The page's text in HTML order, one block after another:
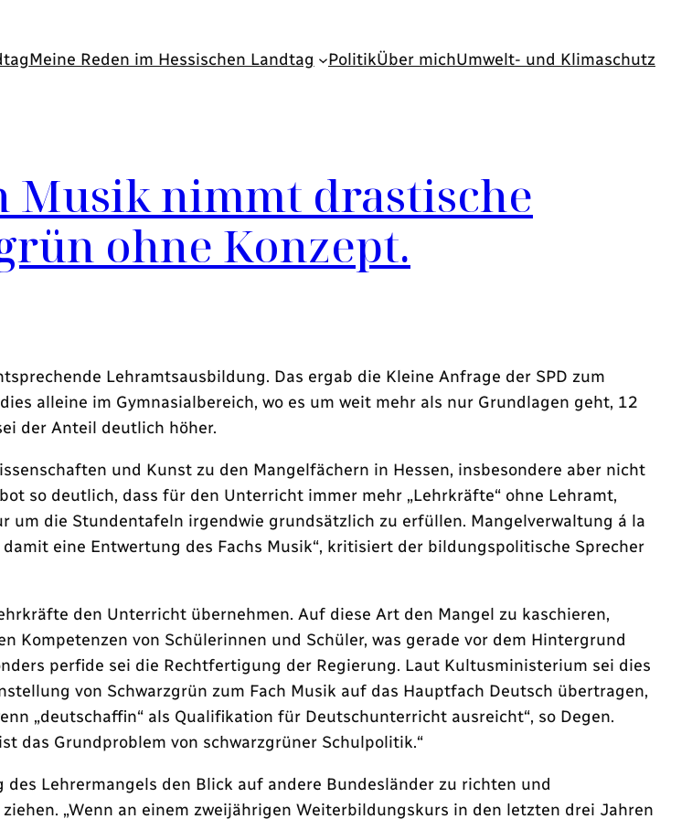
Meine Reden im Hessischen Landtag PolitikÜber michUmwelt- und Klimaschutz
Musik nimmt drastische
ohne Konzept.
Lehramtsausbildung. Das ergab die Kleine Anfrage der SPD zum
alleine im Gymnasialbereich, wo es um weit mehr als nur Grundlagen geht, 12
der Anteil deutlich höher.
und Kunst zu den Mangelfächern in Hessen, insbesondere aber nicht
so deutlich, dass für den Unterricht immer mehr „Lehrkräfte“ ohne Lehramt,
die Stundentafeln irgendwie grundsätzlich zu erfüllen. Mangelverwaltung á la
eine Entwertung des Fachs Musik“, kritisiert der bildungspolitische Sprecher
den Unterricht übernehmen. Auf diese Art den Mangel zu kaschieren,
Kompetenzen von Schülerinnen und Schüler, was gerade vor dem Hintergrund
perfide sei die Rechtfertigung der Regierung. Laut Kultusministerium sei dies
von Schwarzgrün zum Fach Musik auf das Hauptfach Deutsch übertragen,
„deutschaffin“ als Qualifikation für Deutschunterricht ausreicht“, so Degen.
das Grundproblem von schwarzgrüner Schulpolitik.“
Lehrermangels den Blick auf andere Bundesländer zu richten und
„Wenn an einem zweijährigen Weiterbildungskurs in den letzten drei Jahren